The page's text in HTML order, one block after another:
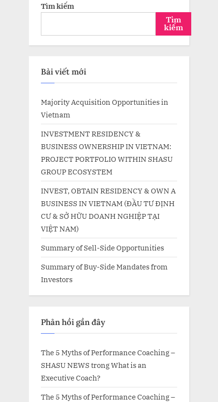
Tìm kiếm
Tìm
kiếm
Bài viết mới
Majority Acquisition Opportunities in
Vietnam
INVESTMENT RESIDENCY &
BUSINESS OWNERSHIP IN VIETNAM:
PROJECT PORTFOLIO WITHIN SHASU
GROUP ECOSYSTEM
INVEST, OBTAIN RESIDENCY & OWN A
BUSINESS IN VIETNAM (ĐẦU TƯ ĐỊNH
CƯ & SỞ HỮU DOANH NGHIỆP TẠI
VIỆT NAM)
Summary of Sell-Side Opportunities
Summary of Buy-Side Mandates from
Investors
Phản hồi gần đây
The 5 Myths of Performance Coaching –
SHASU NEWS trongWhat is an
Executive Coach?
The 5 Myths of Performance Coaching –